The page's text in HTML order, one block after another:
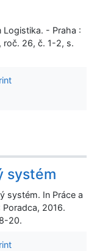
Logistika. - Praha :
roč. 26, č. 1-2, s.
systém
systém. In Práce a
2016.
20.